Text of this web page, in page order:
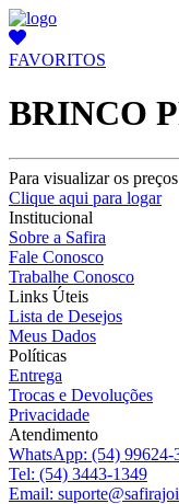
FAVORITOS
BRINCO
Para visualizar os
Clique aqui para logar
Institucional
Sobre a Safira
Fale Conosco
Trabalhe Conosco
Links Úteis
Lista de Desejos
Meus Dados
Políticas
Entrega
Trocas e Devoluções
Privacidade
Atendimento
WhatsApp: (54) 99624-
Tel: (54) 3443-1349
Email: